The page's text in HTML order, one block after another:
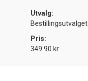
Utvalg:
Bestillingsutvalget
Pris:
349.90 kr